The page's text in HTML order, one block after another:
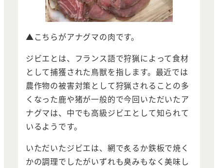
▲こちらがアナグマの肉です。
ジビエとは、フランス語で狩猟によって食材
として捕獲された鳥獣を指します。最近では
農作物の被害対策として狩猟されることの多
くなった鹿や猪が一般的で今回いただいたア
ナグマは、中でも高級ジビエとして知られて
いるようです。
いただいたジビエは、網で炙るか鉄板で焼く
かの調理でしたがいずれも臭みもなく美味し